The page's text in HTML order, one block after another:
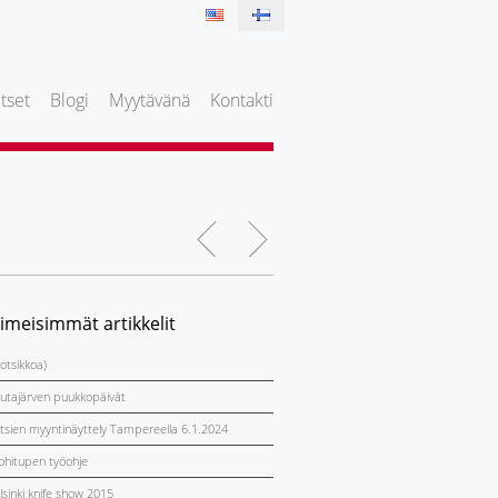
Blogi Myytävänä Kontakti
artikkelit
puukkopäivät
myyntinäyttely Tampereella 6.1.2024
työohje
knife show 2015